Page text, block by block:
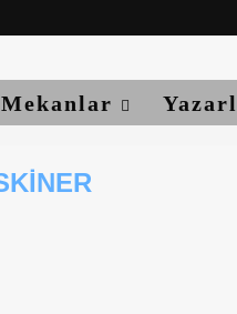
Mekanlar